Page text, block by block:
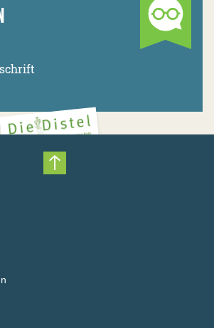
Nach oben scrollen